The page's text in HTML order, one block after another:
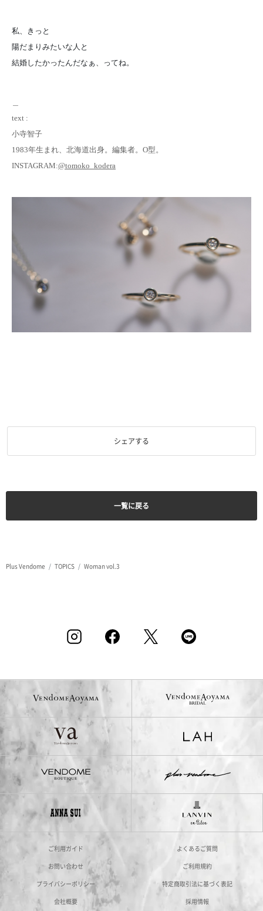
私、きっと
陽だまりみたいな人と
結婚したかったんだなぁ、ってね。
text :
小寺智子
1983年生まれ、北海道出身。編集者。O型。
INSTAGRAM:@tomoko_kodera
シェアする
一覧に戻る
Plus Vendome TOPICS Woman vol.3
ご利用ガイド
よくあるご質問
お問い合わせ
ご利用規約
プライバシーポリシー
特定商取引法に基づく表記
会社概要
採用情報